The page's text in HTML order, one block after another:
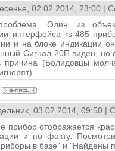
02.02.2014, 23:00 |
Один из
интерфейса rs-485
и на блоке индикации
Сигнал-20П виден, но
причина (Болидовцы
03.02.2014, 09:50 |
прибор отображается
и по факту.
в базе" и "Найдены